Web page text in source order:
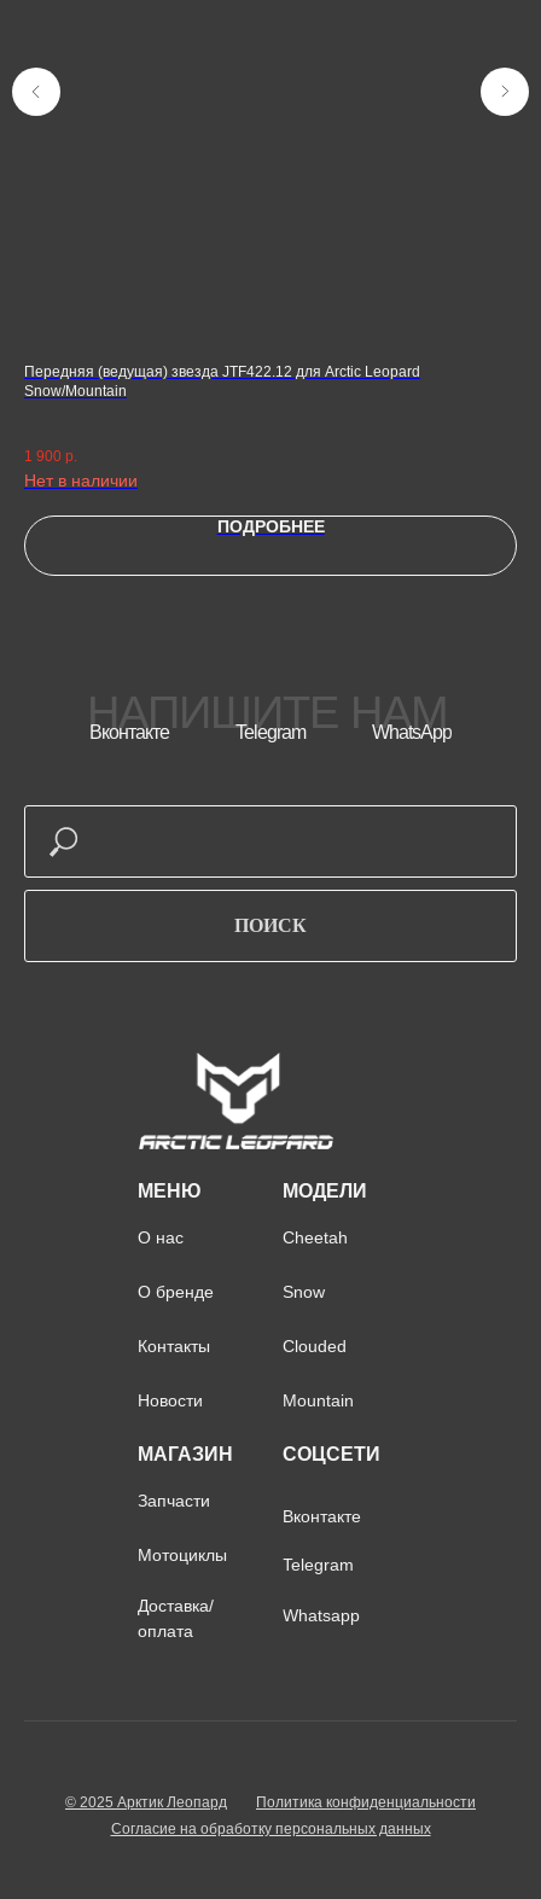
Передняя (ведущая) звезда JTF422.12 для Arctic Leopard
Snow/Mountain
1 900 р.
Нет в наличии
ПОДРОБНЕЕ
НАПИШИТЕ НАМ
Вконтакте Telegram WhatsApp
ПОИСК
Whatsapp
Telegram
Вконтакте
СОЦСЕТИ
Доставка/
оплата
Мотоциклы
Запчасти
МАГАЗИН
Mountain
Clouded
Snow
Cheetah
МОДЕЛИ
Новости
Контакты
О бренде
О нас
МЕНЮ
© 2025 Арктик Леопард
Политика конфиденциальности
Согласие на обработку персональных данных